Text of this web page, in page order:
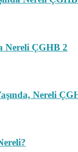
Nereli ÇGHB 2
Nereli